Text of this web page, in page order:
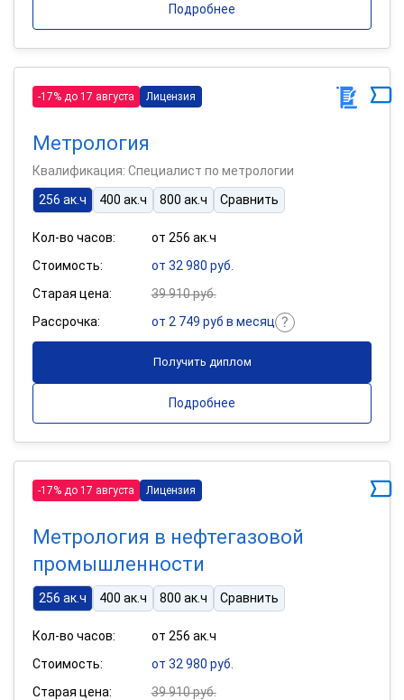
Подробнее
-17% до 17 августа Лицензия
Метрология
Квалификация: Специалист по метрологии
256 ак.ч
400 ак.ч 800 ак.ч Сравнить
Кол-во часов:
от 256 ак.ч
Стоимость:
от 32 980 руб.
Старая цена:
39 910 руб.
Рассрочка:
от 2 749 руб в месяц
Получить диплом
Подробнее
-17% до 17 августа Лицензия
Метрология в нефтегазовой
промышленности
256 ак.ч 400 ак.ч 800 ак.ч Сравнить
Кол-во часов:
от 256 ак.ч
Стоимость:
от 32 980 руб.
Старая цена:
39 910 руб.